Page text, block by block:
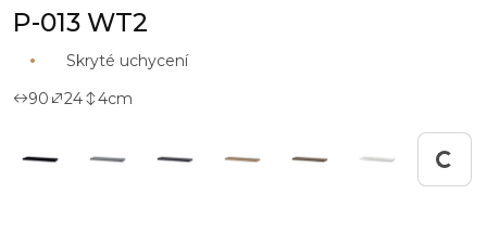
P-013 WT2
Skryté uchycení
90
24 4cm
Pracuji...